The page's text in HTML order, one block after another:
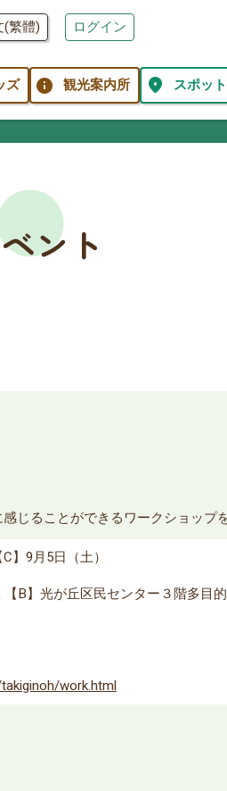
(繁體) ログイン
ズ info 観光案内所 location_on スポット
ント
じることができるワークショップ
】9月5日（土）
B】光が丘区民センター３階多目
work.html